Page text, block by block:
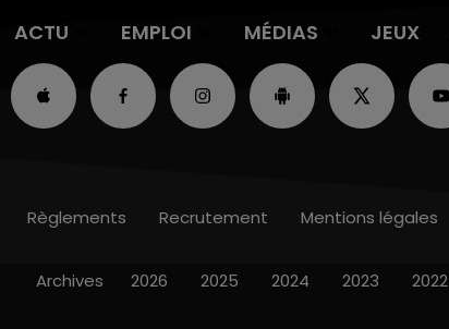
ACTU EMPLOI MÉDIAS JEUX
Règlements Recrutement Mentions légales
Archives 2026 2025 2024 2023 2022